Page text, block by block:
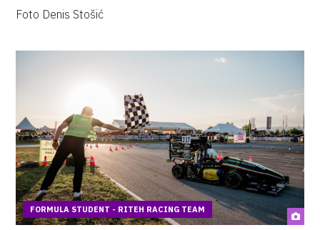
Foto Denis Stošić
FORMULA STUDENT - RITEH RACING TEAM